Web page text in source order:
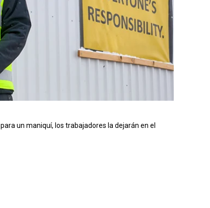
un maniquí, los trabajadores la dejarán en el